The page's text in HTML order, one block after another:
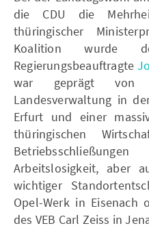
die CDU die
thüringischer
Koalition wurde
Regierungsbeauftragte
war geprägt von
Landesverwaltung in
Erfurt und einer
thüringischen
Arbeitslosigkeit, aber
wichtiger
Opel-Werk in Eisenach
des VEB Carl Zeiss in